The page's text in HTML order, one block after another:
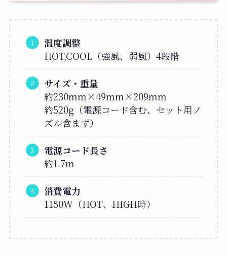
温度調整
HOT,COOL（強風、弱風）4段階
サイズ・重量
約230mm×49mm×209mm
約520g（電源コード含む、セット用ノ
ズル含まず）
電源コード長さ
約1.7m
消費電力
1150W（HOT、HIGH時）